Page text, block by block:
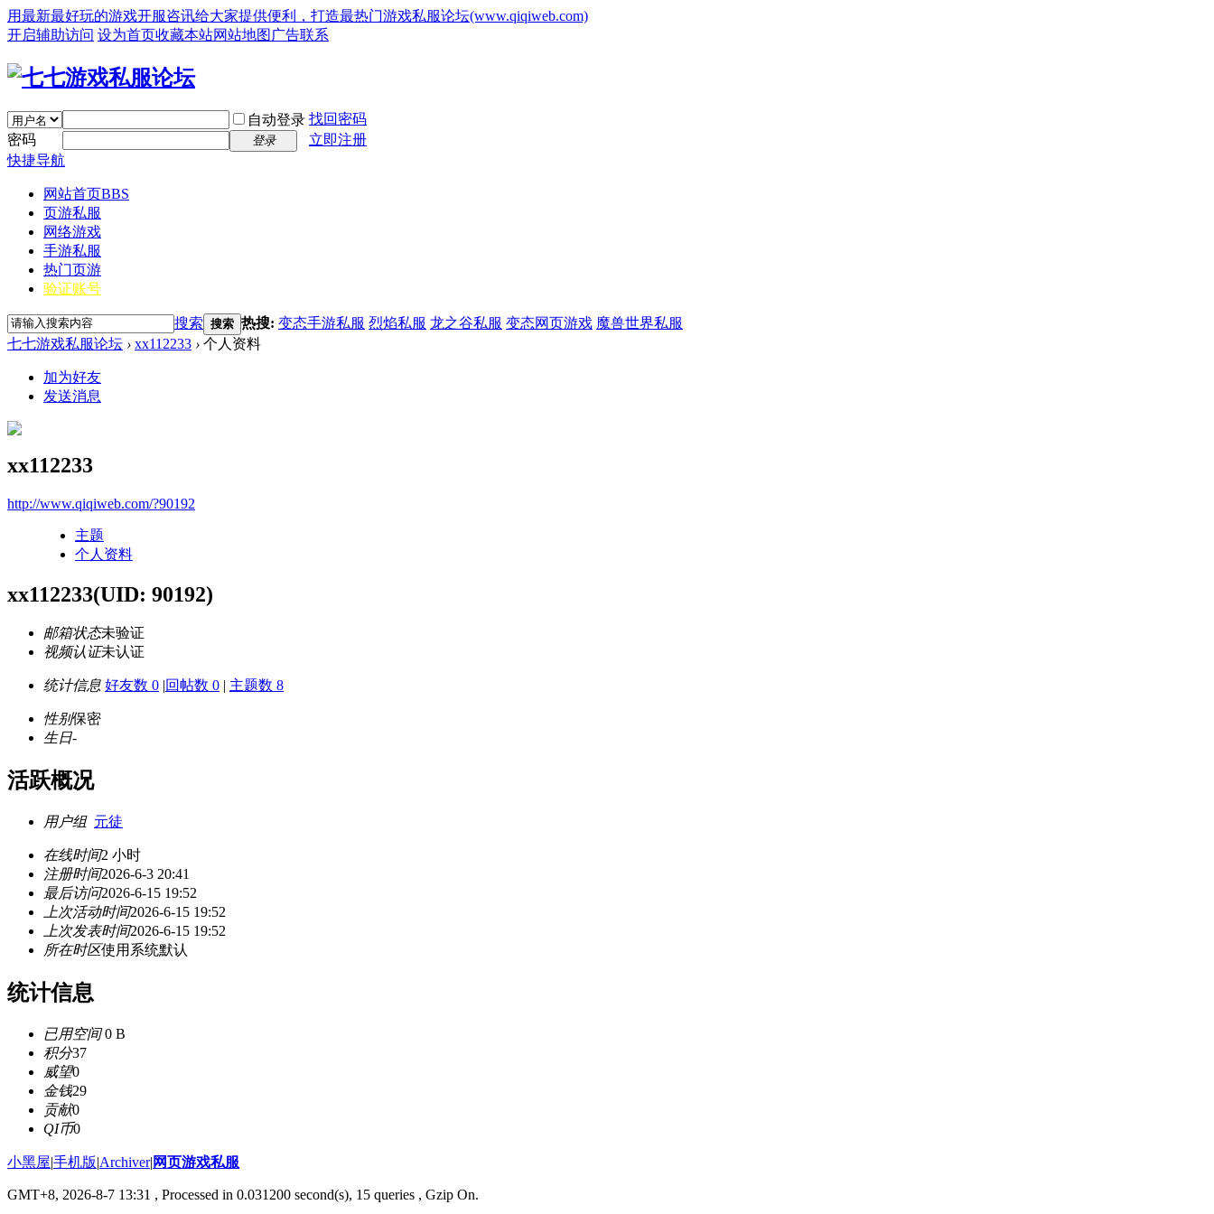
用最新最好玩的游戏开服咨讯给大家提供便利，打造最热门游戏私服论坛(www.qiqiweb.com)
开启辅助访问 设为首页收藏本站网站地图 广告联系
自动登录 找回密码
密码
登录
立即注册
快捷导航
网站首页BBS
页游私服
网络游戏
手游私服
热门页游
验证账号
搜索 搜索 热搜: 变态手游私服 烈焰私服 龙之谷私服 变态网页游戏 魔兽世界私服
七七游戏私服论坛 › xx112233 › 个人资料
加为好友
发送消息
xx112233
http://www.qiqiweb.com/?90192
主题
个人资料
xx112233(UID: 90192)
邮箱状态未验证
视频认证未认证
统计信息 好友数 0 |回帖数 0 | 主题数 8
性别保密
生日-
活跃概况
用户组 元徒
在线时间2 小时
注册时间2026-6-3 20:41
最后访问2026-6-15 19:52
上次活动时间2026-6-15 19:52
上次发表时间2026-6-15 19:52
所在时区使用系统默认
统计信息
已用空间0 B
积分37
威望0
金钱29
贡献0
QI币0
小黑屋|手机版|Archiver| 网页游戏私服
GMT+8, 2026-8-7 13:31 , Processed in 0.031200 second(s), 15 queries , Gzip On.